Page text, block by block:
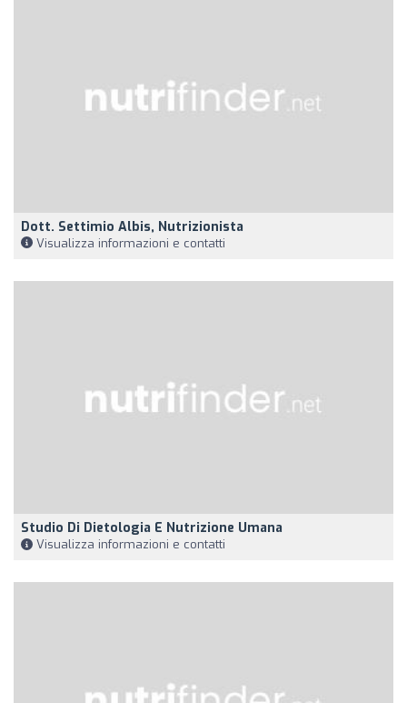
Dott. Settimio Albis, Nutrizionista
Visualizza informazioni e contatti
Studio Di Dietologia E Nutrizione Umana
Visualizza informazioni e contatti